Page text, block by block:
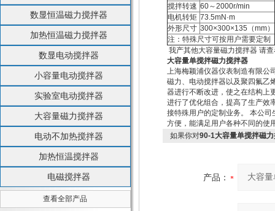
数显恒温磁力搅拌器
加热恒温磁力搅拌器
数显电动搅拌器
小容量电动搅拌器
实验室电动搅拌器
大容量磁力搅拌器
电动不加热搅拌器
加热恒温搅拌器
电磁搅拌器
查看全部产品
搅拌转速 60～2000r/min
电机转矩 73.5mN·m
外形尺寸 300×300×135（mm）
注：特殊尺寸可按用户需要定制
我产其他大容量磁力搅拌器 请
大容量单搅拌磁力搅拌器
上海梅颖浦仪器仪表制造有限公
磁力、电动搅拌器以及聚四氟乙
器进行不断改进，使之在结构上
进行了优化组合，提高了生产效
接特殊用户的定制业务。 本公
方便，能满足用户各种不同的使
如果你对90-1大容量单搅拌磁
产品：